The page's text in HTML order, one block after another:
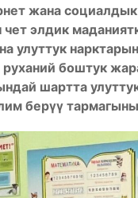
жана
элдик
улуттук
боштук
шартта
берүү